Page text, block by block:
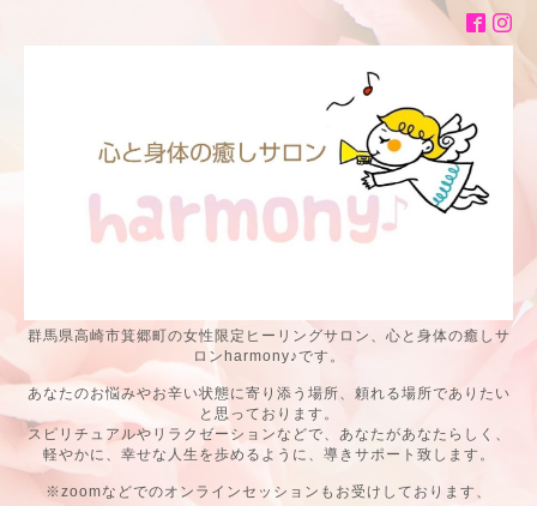
群馬県高崎市箕郷町の女性限定ヒーリングサロン、心と身体の癒しサ
ロンharmony♪です。
あなたのお悩みやお辛い状態に寄り添う場所、頼れる場所でありたい
と思っております。
スピリチュアルやリラクゼーションなどで、あなたがあなたらしく、
軽やかに、幸せな人生を歩めるように、導きサポート致します。
※zoomなどでのオンラインセッションもお受けしております、